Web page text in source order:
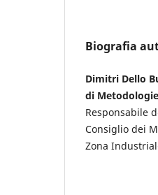
Biografia
Dimitri Dello
di
Responsabile
Consiglio dei
Zona